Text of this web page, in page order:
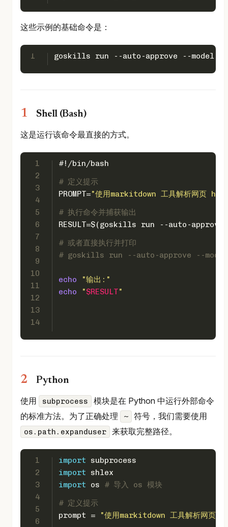
这些示例的基础命令是：
1 goskills run --auto-approve --model
Shell (Bash)
这是运行该命令最直接的方式。
1
2
3
4
5
6
7
8
9
10
11
12
13
14
#!/bin/bash
# 定义提示
PROMPT="使用markitdown 工具解析网页
# 执行命令并捕获输出
RESULT=$(goskills run --auto-
# 或者直接执行并打印
# goskills run --auto-approve --
echo
"输出:"
echo
"$RESULT"
Python
使用
subprocess
模块是在 Python 中运行外部命令
的标准方法。为了正确处理
~ 符号，我们需要使用
os.path.expanduser 来获取完整路径。
1
2
3
4
5
6
import subprocess
import shlex
import os # 导入 os 模块
# 定义提示
prompt =
"使用markitdown 工具解析网页